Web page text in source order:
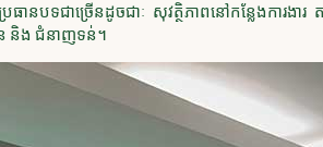
បទជាច្រើនដូចជាៈ សុវត្ថិភាពនៅកន្លែងការងា
ន និង ជំនាញទន់។